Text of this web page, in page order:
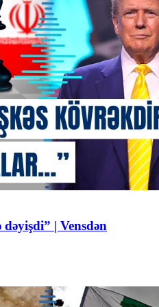
| Vensdən